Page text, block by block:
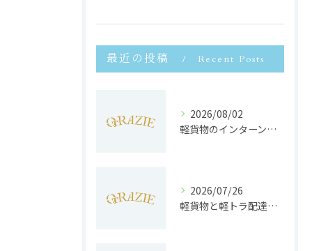
最近の投稿 Recent Posts
2026/08/02
軽貨物のインターンで静岡県浜松市で未経験から収入安定と働きやすさを両立するポイント
2026/07/26
軽貨物と軽トラ配達の収益実態と独立へのステップを徹底解説